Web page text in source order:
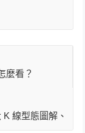
麼看？
線型態圖解、